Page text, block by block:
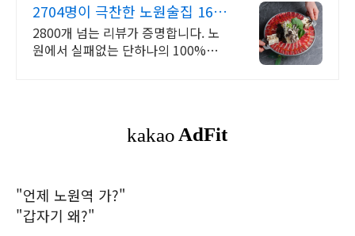
2704명이 극찬한 노원술집 16
년 맛의 내공, 미미스낵
2800개 넘는 리뷰가 증명합니다. 노
원에서 실패없는 단하나의 100%수
"언제 노원역 가?"
"갑자기 왜?"